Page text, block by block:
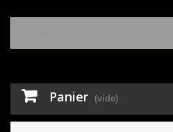
Panier (vide)